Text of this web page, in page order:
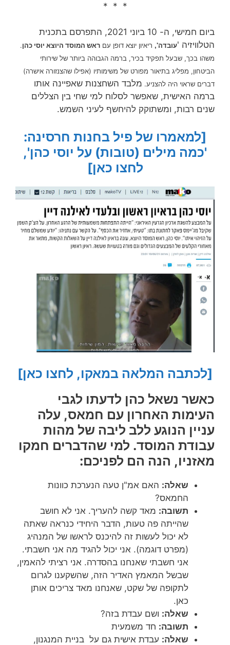
* * *
ביום חמישי, ה- 10 ביוני 2021, התפרסם בתכנית
הטלוויזיה 'עובדה', ריאיון יוצא דופן עם ראש המוסד היוצא יוסי כהן.
משהו בכך, שבעל תפקיד בכיר, ברמה הגבוהה ביותר של שירותי
הביטחון, מפליג בתיאור מפורט של משימותיו (אפילו שהצנזורה אישרה)
דברים שראוי היה להצניע. מלבד השחצנות שאפיינה אותו
ברמה האישית, שאפשר לסלוח למי שחי בין הצללים
שנים רבות, ומשתוקק להיחשף לעיני השמש.
[למאמרו של פיל בחנות חרסינה:
'כמה מילים (טובות) על יוסי כהן',
לחצו כאן]
[לכתבה המלאה במאקו, לחצו כאן]
כאשר נשאל כהן לדעתו לגבי
העימות האחרון עם חמאס, עלה
עניין הנוגע ללב ליבה של מהות
עבודת המוסד. למי שהדברים חמקו
מאזניו, הנה הם לפניכם:
שאלה: האם אמ"ן טעה הנערכת כוונות
החמאס?
תשובה: מאד קשה להעריך. אני לא חושב
שהייתה פה טעות, הדבר היחידי כנראה שאתה
לא יכול לעשות זה להיכנס לראשו של המנהיג
(מפרט דוגמה). אני יכול להגיד מה אני חשבתי.
אני חשבתי שאנחנו בהסדרה. אני רציתי להאמין,
שבשל המאמץ האדיר הזה, שהשקענו לגרום
לתקופה של שקט, שאנחנו מאד צריכים אותן
כאן.
שאלה: ושם עבדת בזה?
תשובה: חד משמעית
שאלה: עבדת אישית גם על בניית המנגנון,